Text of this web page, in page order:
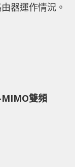
器運作情況。
雙頻